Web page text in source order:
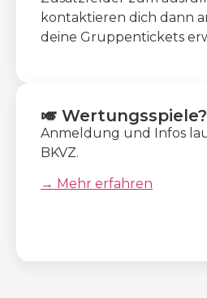
kontaktieren dich dann
deine Gruppentickets
🎺 Wertungsspiele?
Anmeldung und Infos
BKVZ.
→ Mehr erfahren